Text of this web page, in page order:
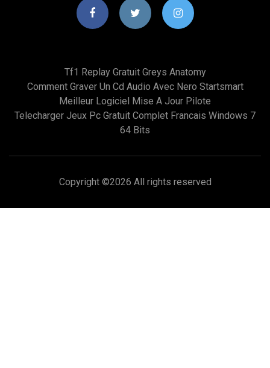
Tf1 Replay Gratuit Greys Anatomy
Comment Graver Un Cd Audio Avec Nero Startsmart
Meilleur Logiciel Mise A Jour Pilote
Telecharger Jeux Pc Gratuit Complet Francais Windows 7
64 Bits
Copyright ©2026 All rights reserved